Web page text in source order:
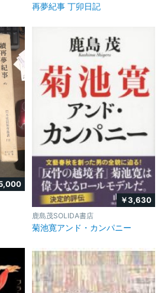
再夢紀事 丁卯日記
￥3,630
鹿島茂SOLIDA書店
菊池寛アンド・カンパニー